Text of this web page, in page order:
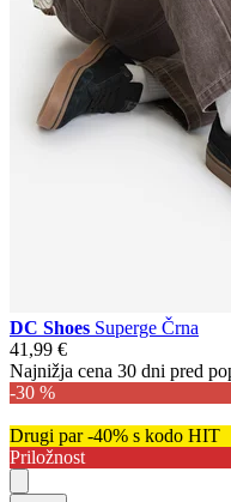
DC Shoes Superge Črna
41,99 €
Najnižja cena 30 dni pred
-30 %
Drugi par -40% s kodo HIT
Priložnost